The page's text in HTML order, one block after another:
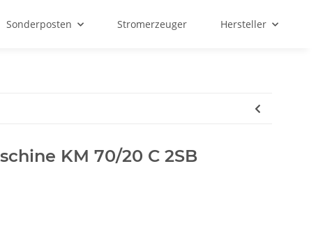
Sonderposten Stromerzeuger Hersteller
KM 70/20 C 2SB